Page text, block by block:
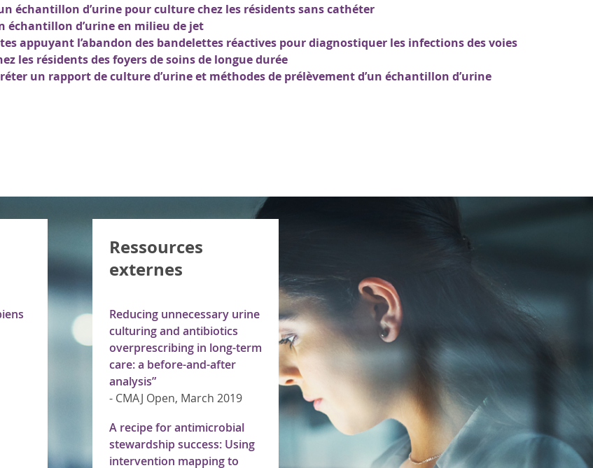
échantillon d’urine pour culture chez les résidents sans cathéter
échantillon d’urine en milieu de jet
appuyant l’abandon des bandelettes réactives pour diagnostiquer les infections des voies
les résidents des foyers de soins de longue durée
un rapport de culture d’urine et méthodes de prélèvement d’un échantillon d’urine
Ressources
externes
Reducing unnecessary urine
culturing and antibiotics
overprescribing in long-term
care: a before-and-after
analysis”
-CMAJ Open, March 2019
A recipe for antimicrobial
stewardship success: Using
intervention mapping to